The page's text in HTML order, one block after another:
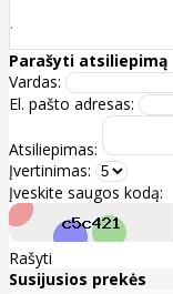
.
Parašyti atsiliepimą
Vardas:
El. pašto adresas:
Atsiliepimas:
Įvertinimas:
Įveskite saugos kodą:
Rašyti
Susijusios prekės